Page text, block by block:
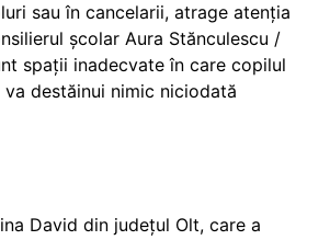
sau în cancelarii, atrage atenția
școlar Aura Stănculescu /
spații inadecvate în care copilul
va destăinui nimic niciodată
David din județul Olt, care a